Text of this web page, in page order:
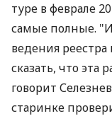
туре в феврале
самые полные.
ведения
сказать, что эта
говорит
старинке